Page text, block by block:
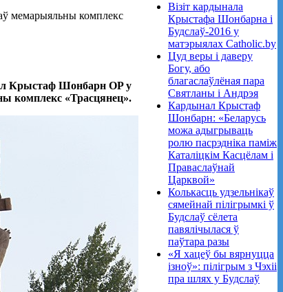
мемарыяльны комплекс
Крыстаф Шонбарн OP у
комплекс «Трасцянец».
Візіт кардынала
Крыстафа Шонбарна і
Будслаў-2016 у
матэрыялах Catholic.by
Цуд веры і даверу
Богу, або
благаслаўлёная пара
Святланы і Андрэя
Кардынал Крыстаф
Шонбарн: «Беларусь
можа адыгрываць
ролю пасрэдніка паміж
Каталіцкім Касцёлам і
Праваслаўнай
Царквой»
Колькасць удзельнікаў
сямейнай пілігрымкі ў
Будслаў сёлета
павялічылася ў
паўтара разы
«Я хацеў бы вярнуцца
ізноў»: пілігрым з Чэхіі
пра шлях у Будслаў